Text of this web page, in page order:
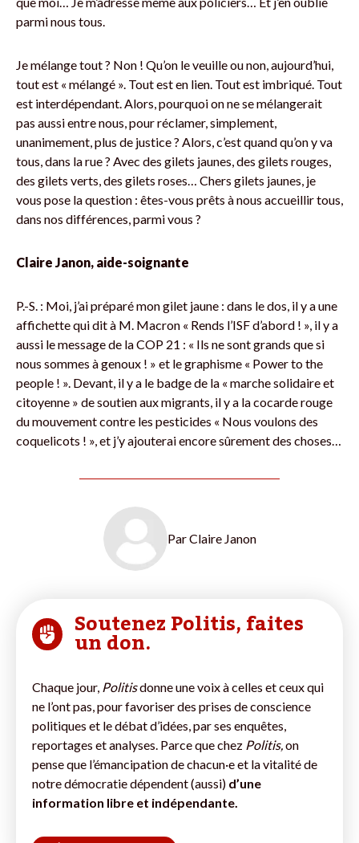
parmi nous tous.
Je mélange tout ? Non ! Qu’on le veuille ou non, aujourd’hui,
tout est « mélangé ». Tout est en lien. Tout est imbriqué. Tout
est interdépendant. Alors, pourquoi on ne se mélangerait
pas aussi entre nous, pour réclamer, simplement,
unanimement, plus de justice ? Alors, c’est quand qu’on y va
tous, dans la rue ? Avec des gilets jaunes, des gilets rouges,
des gilets verts, des gilets roses… Chers gilets jaunes, je
vous pose la question : êtes-vous prêts à nous accueillir tous,
dans nos différences, parmi vous ?
Claire Janon, aide-soignante
P.-S. : Moi, j’ai préparé mon gilet jaune : dans le dos, il y a une
affichette qui dit à M. Macron « Rends l’ISF d’abord ! », il y a
aussi le message de la COP 21 : « Ils ne sont grands que si
nous sommes à genoux ! » et le graphisme « Power to the
people ! ». Devant, il y a le badge de la « marche solidaire et
citoyenne » de soutien aux migrants, il y a la cocarde rouge
du mouvement contre les pesticides « Nous voulons des
coquelicots ! », et j’y ajouterai encore sûrement des choses…
ParClaire Janon
Soutenez Politis, faites
un don.
Chaque jour, Politisdonne une voix à celles et ceux qui
ne l’ont pas, pour favoriser des prises de conscience
politiques et le débat d’idées, par ses enquêtes,
reportages et analyses. Parce que chez Politis, on
pense que l’émancipation de chacun·e et la vitalité de
notre démocratie dépendent (aussi) d’une
information libre et indépendante.